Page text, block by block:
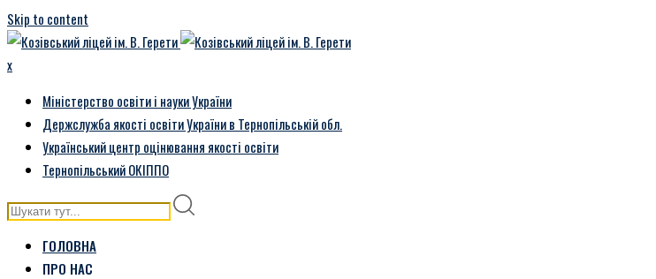
Skip to content
x
Міністерство освіти і науки України
Держслужба якості освіти України в Тернопільській обл.
Український центр оцінювання якості освіти
Тернопільський ОКІППО
ГОЛОВНА
ПРО НАС